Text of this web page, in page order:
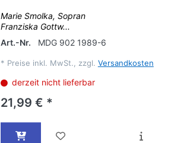
Marie Smolka, Sopran
Franziska Gottw...
Art.-Nr.
MDG 902 1989-6
* Preise inkl. MwSt., zzgl. Versandkosten
derzeit nicht lieferbar
21,99 € *